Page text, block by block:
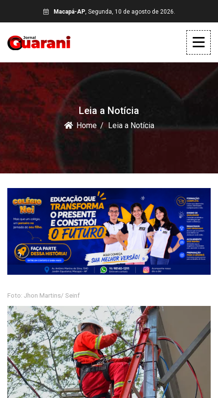
Macapá-AP, Segunda, 10 de agosto de 2026.
Leia a Notícia
Home Leia a Notícia
Foto: Jhon Martins/ Seinf